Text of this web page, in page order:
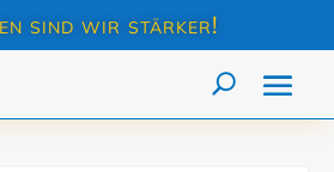
sind wir stärker!